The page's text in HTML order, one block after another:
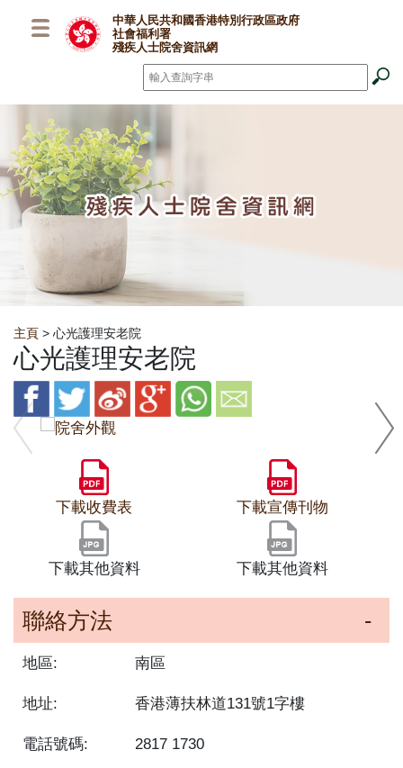
中華人民共和國香港特別行政區政府
社會福利署
殘疾人士院舍資訊網
搜尋*
Breadcrumb
主頁 > 心光護理安老院
心光護理安老院
下載收費表 下載宣傳刊物
下載其他資料 下載其他資料
聯絡方法
地區: 南區
地址: 香港薄扶林道131號1字樓
電話號碼: 2817 1730